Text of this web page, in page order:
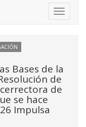
Toggle
Bases de la
de
de
se hace
Impulsa